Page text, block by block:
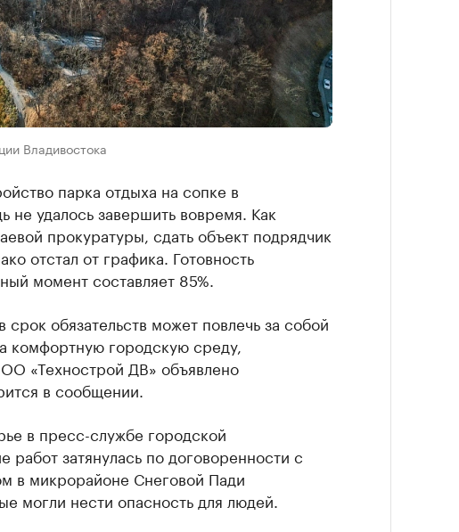
Владивостока
парка отдыха на сопке в
не удалось завершить вовремя. Как
прокуратуры, сдать объект подрядчик
отстал от графика. Готовность
момент составляет 85%.
обязательств может повлечь за собой
комфортную городскую среду,
«Технострой ДВ» объявлено
в сообщении.
в пресс-службе городской
затянулась по договоренности с
в микрорайоне Снеговой Пади
могли нести опасность для людей.